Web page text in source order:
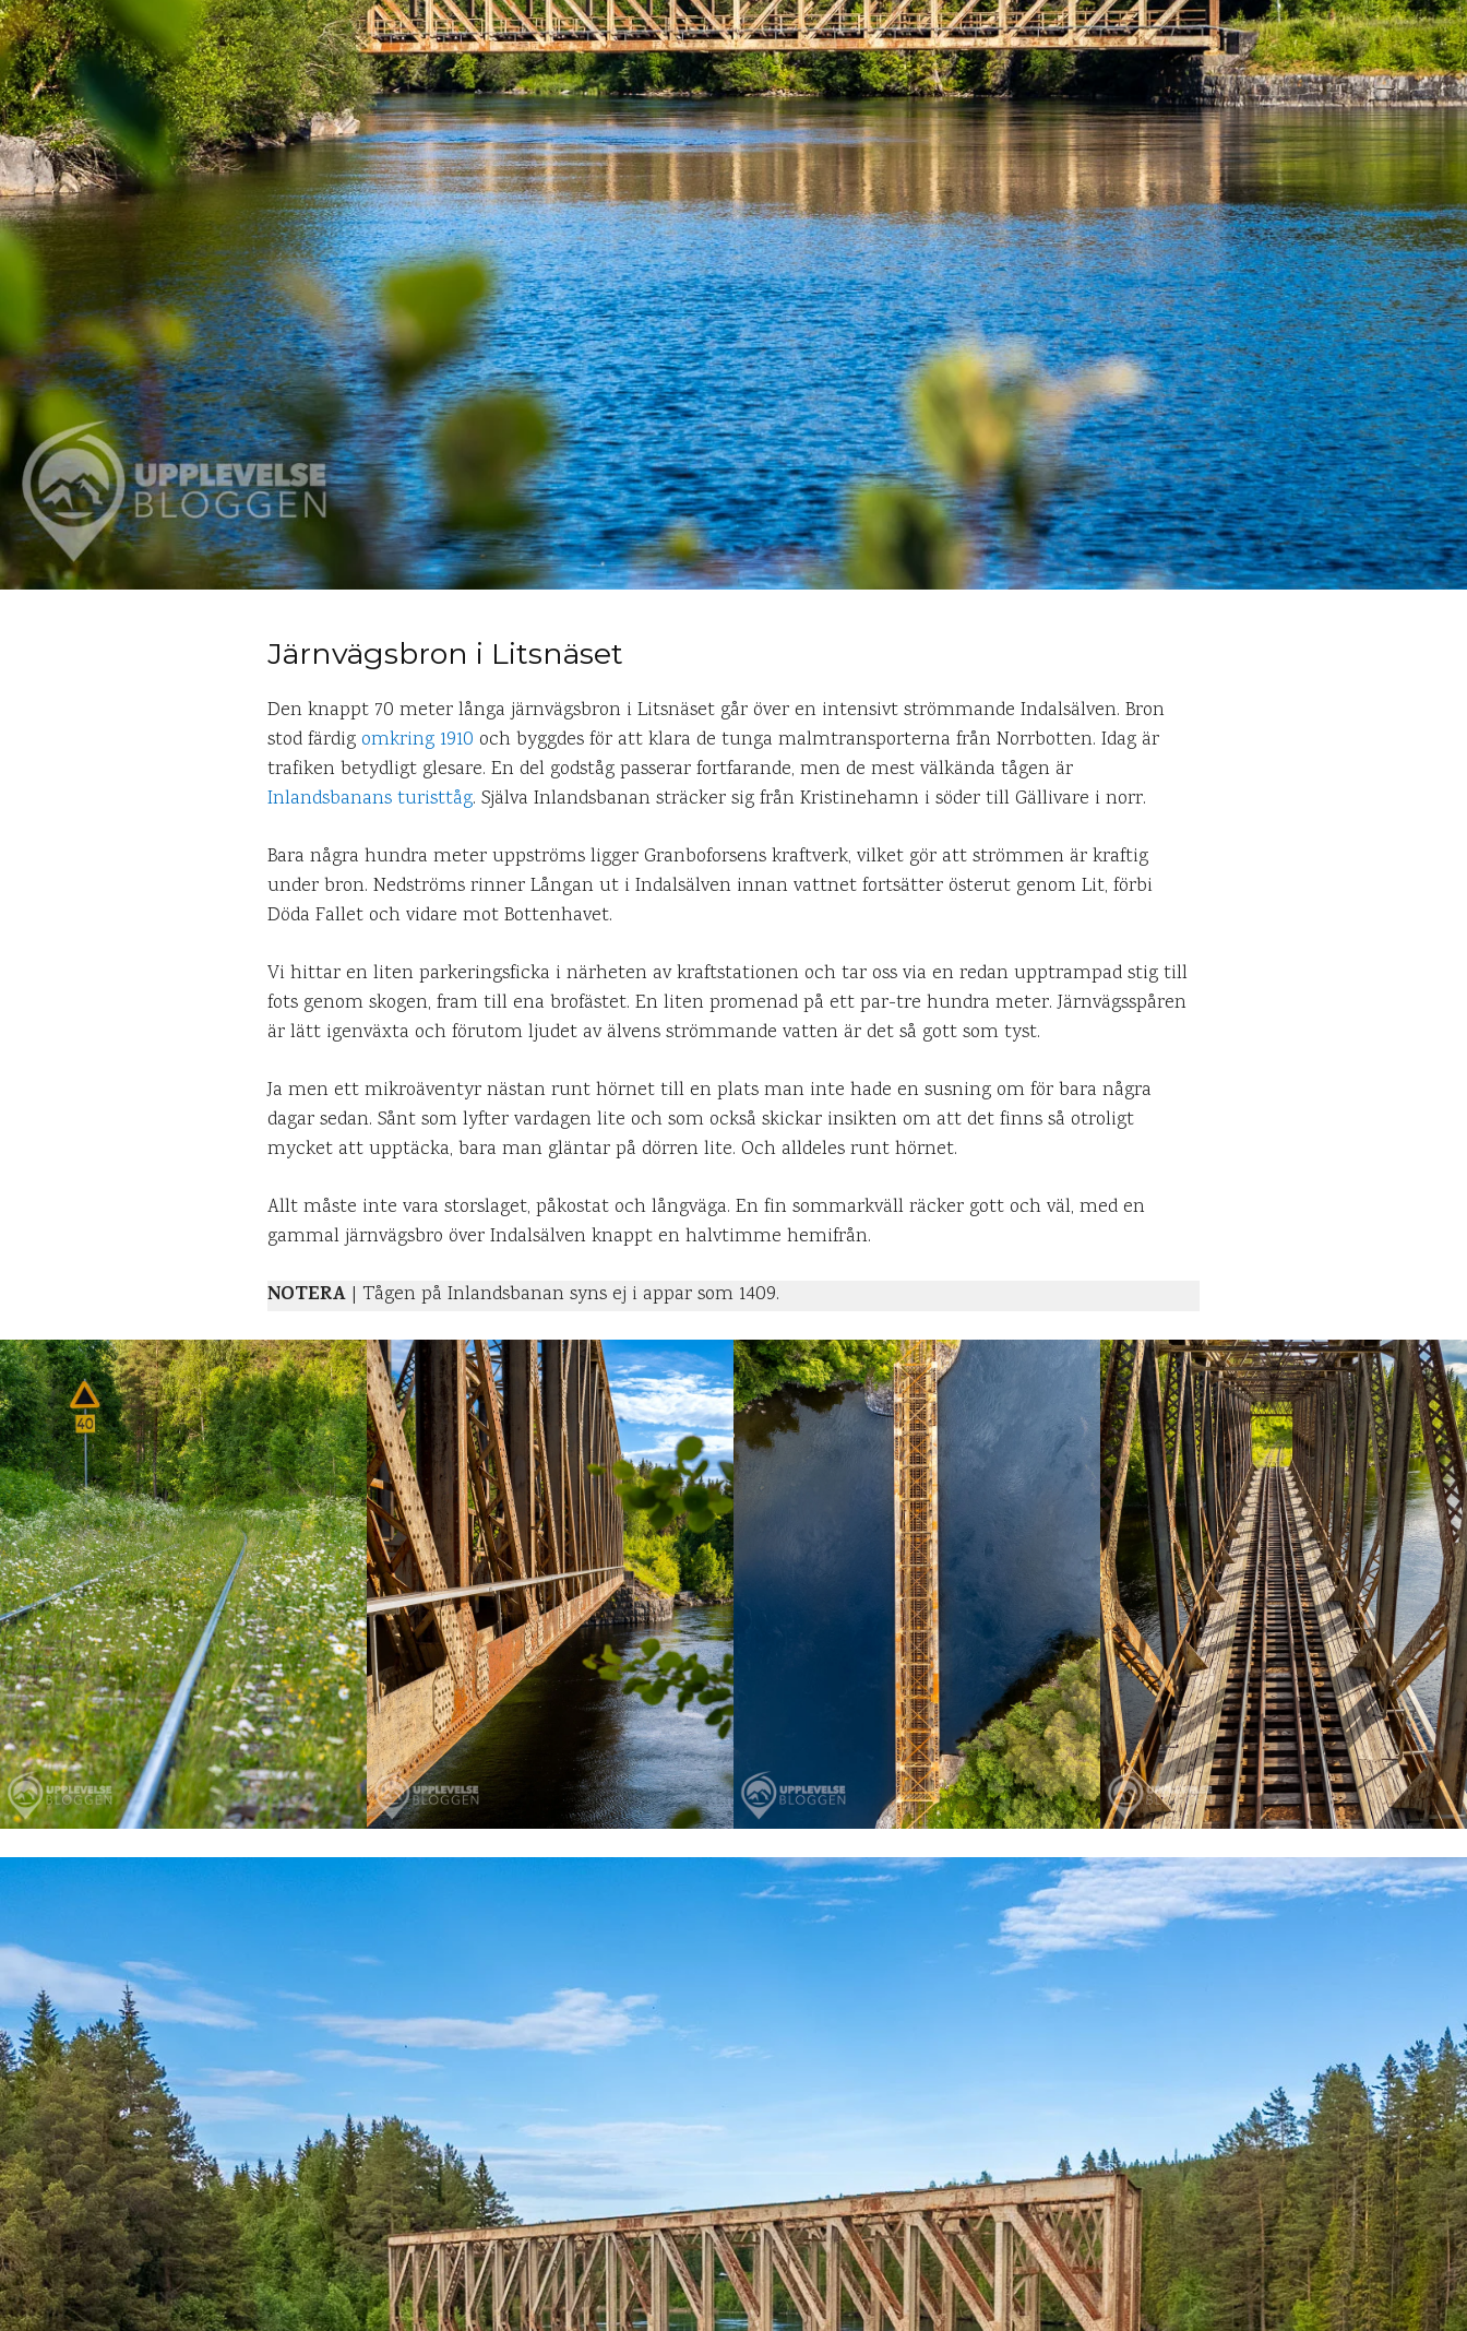
Järnvägsbron i Litsnäset
Den knappt 70 meter långa järnvägsbron i Litsnäset går över en intensivt strömmande Indalsälven. Bron
stod färdig omkring 1910 och byggdes för att klara de tunga malmtransporterna från Norrbotten. Idag är
trafiken betydligt glesare. En del godståg passerar fortfarande, men de mest välkända tågen är
Inlandsbanans turisttåg. Själva Inlandsbanan sträcker sig från Kristinehamn i söder till Gällivare i norr.
Bara några hundra meter uppströms ligger Granboforsens kraftverk, vilket gör att strömmen är kraftig
under bron. Nedströms rinner Långan ut i Indalsälven innan vattnet fortsätter österut genom Lit, förbi
Döda Fallet och vidare mot Bottenhavet.
Vi hittar en liten parkeringsficka i närheten av kraftstationen och tar oss via en redan upptrampad stig till
fots genom skogen, fram till ena brofästet. En liten promenad på ett par-tre hundra meter. Järnvägsspåren
är lätt igenväxta och förutom ljudet av älvens strömmande vatten är det så gott som tyst.
Ja men ett mikroäventyr nästan runt hörnet till en plats man inte hade en susning om för bara några
dagar sedan. Sånt som lyfter vardagen lite och som också skickar insikten om att det finns så otroligt
mycket att upptäcka, bara man gläntar på dörren lite. Och alldeles runt hörnet.
Allt måste inte vara storslaget, påkostat och långväga. En fin sommarkväll räcker gott och väl, med en
gammal järnvägsbro över Indalsälven knappt en halvtimme hemifrån.
NOTERA| Tågen på Inlandsbanan syns ej i appar som 1409.